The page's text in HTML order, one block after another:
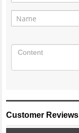
Customer Reviews